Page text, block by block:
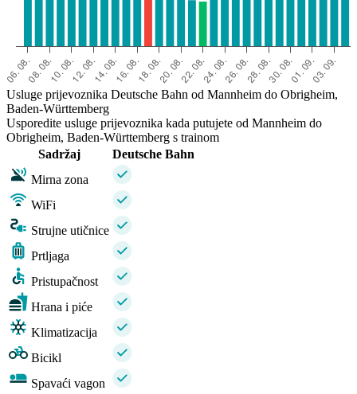
Usluge prijevoznika Deutsche Bahn od Mannheim do Obrigheim,
Baden-Württemberg
Usporedite usluge prijevoznika kada putujete od Mannheim do
Obrigheim, Baden-Württemberg s trainom
Sadržaj
Deutsche Bahn
Mirna zona
WiFi
Strujne utičnice
Prtljaga
Pristupačnost
Hrana i piće
Klimatizacija
Bicikl
Spavaći vagon